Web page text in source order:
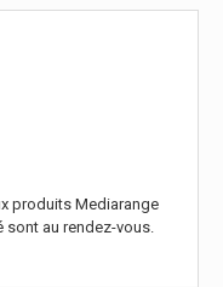
produits Mediarange
sont au rendez-vous.